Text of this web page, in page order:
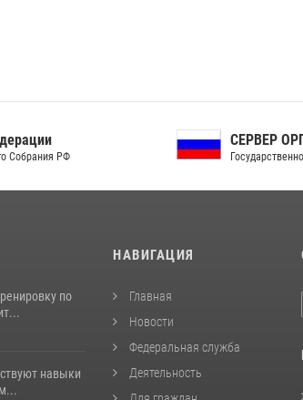
СЕРВЕР ОРГАНОВ
Государственной власти РФ
по
навыки
НАВИГАЦИЯ
Главная
Новости
Федеральная служба
Деятельность